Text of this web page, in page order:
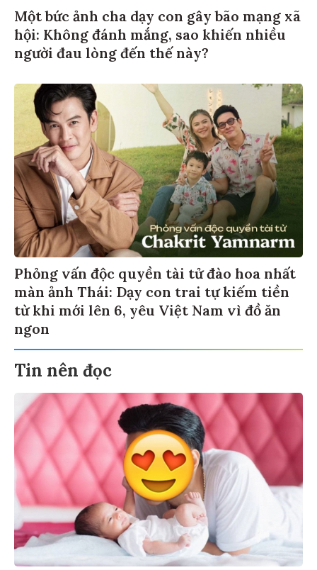
Một bức ảnh cha dạy con gây bão mạng xã
hội: Không đánh mắng, sao khiến nhiều
người đau lòng đến thế này?
Phỏng vấn độc quyền tài tử đào hoa nhất
màn ảnh Thái: Dạy con trai tự kiếm tiền
từ khi mới lên 6, yêu Việt Nam vì đồ ăn
ngon
Tin nên đọc